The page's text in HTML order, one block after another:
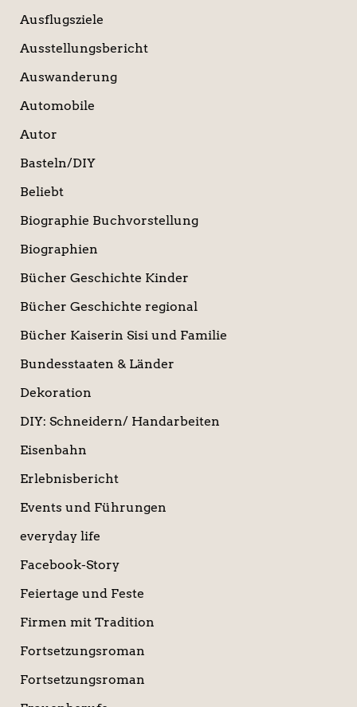
Ausflugsziele
Ausstellungsbericht
Auswanderung
Automobile
Autor
Basteln/DIY
Beliebt
Biographie Buchvorstellung
Biographien
Bücher Geschichte Kinder
Bücher Geschichte regional
Bücher Kaiserin Sisi und Familie
Bundesstaaten & Länder
Dekoration
DIY: Schneidern/ Handarbeiten
Eisenbahn
Erlebnisbericht
Events und Führungen
everyday life
Facebook-Story
Feiertage und Feste
Firmen mit Tradition
Fortsetzungsroman
Fortsetzungsroman